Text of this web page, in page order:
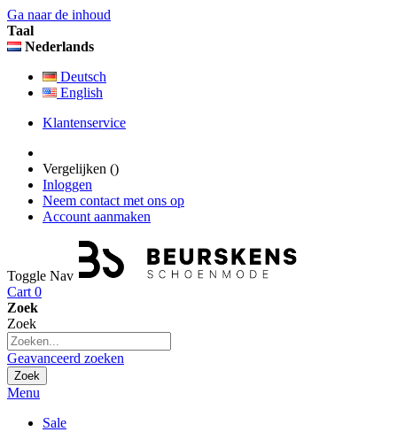
Ga naar de inhoud
Taal
Nederlands
Deutsch
English
Klantenservice
Vergelijken ()
Inloggen
Neem contact met ons op
Account aanmaken
Toggle Nav
Cart 0
Zoek
Zoek
Geavanceerd zoeken
Zoek
Menu
Sale